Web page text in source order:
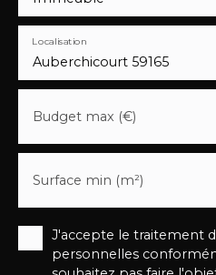
Auberchicourt 59165
Localisation
Budget max (€)
Surface min (m²)
J'accepte le traitement
personnelles